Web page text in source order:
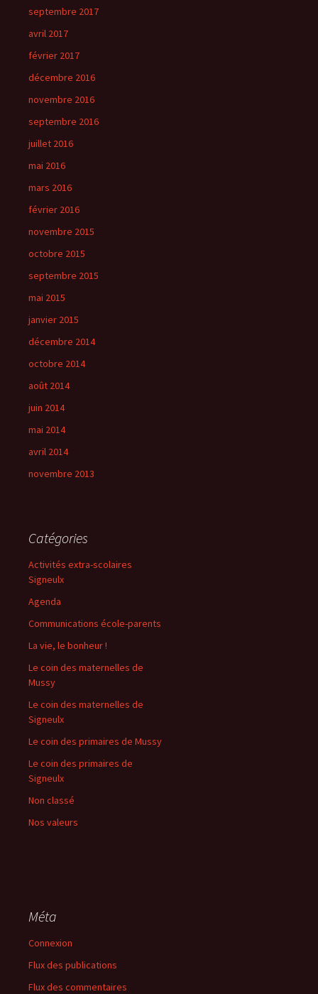
septembre 2017
avril 2017
février 2017
décembre 2016
novembre 2016
septembre 2016
juillet 2016
mai 2016
mars 2016
février 2016
novembre 2015
octobre 2015
septembre 2015
mai 2015
janvier 2015
décembre 2014
octobre 2014
août 2014
juin 2014
mai 2014
avril 2014
novembre 2013
Catégories
Activités extra-scolaires
Signeulx
Agenda
Communications école-parents
La vie, le bonheur !
Le coin des maternelles de
Mussy
Le coin des maternelles de
Signeulx
Le coin des primaires de Mussy
Le coin des primaires de
Signeulx
Non classé
Nos valeurs
Méta
Connexion
Flux des publications
Flux des commentaires